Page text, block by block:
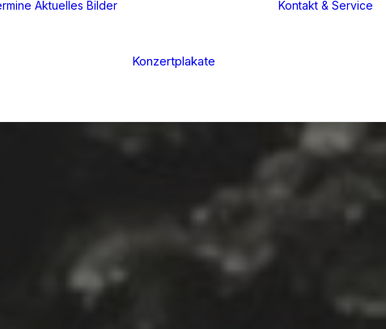
Aktuelles Bilder
Konzertplakate
Kontakt & Service